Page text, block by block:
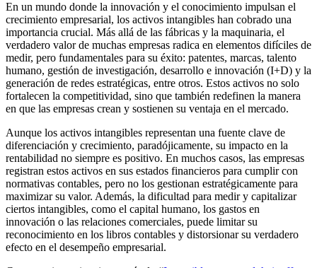
En un mundo donde la innovación y el conocimiento impulsan el
crecimiento empresarial, los activos intangibles han cobrado una
importancia crucial. Más allá de las fábricas y la maquinaria, el
verdadero valor de muchas empresas radica en elementos difíciles de
medir, pero fundamentales para su éxito: patentes, marcas, talento
humano, gestión de investigación, desarrollo e innovación (I+D) y la
generación de redes estratégicas, entre otros. Estos activos no solo
fortalecen la competitividad, sino que también redefinen la manera
en que las empresas crean y sostienen su ventaja en el mercado.
Aunque los activos intangibles representan una fuente clave de
diferenciación y crecimiento, paradójicamente, su impacto en la
rentabilidad no siempre es positivo. En muchos casos, las empresas
registran estos activos en sus estados financieros para cumplir con
normativas contables, pero no los gestionan estratégicamente para
maximizar su valor. Además, la dificultad para medir y capitalizar
ciertos intangibles, como el capital humano, los gastos en
innovación o las relaciones comerciales, puede limitar su
reconocimiento en los libros contables y distorsionar su verdadero
efecto en el desempeño empresarial.